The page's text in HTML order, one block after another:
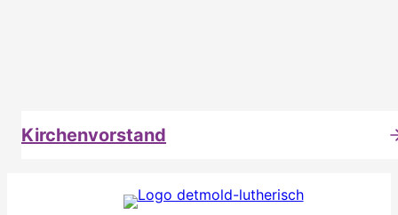
Kirchenvorstand